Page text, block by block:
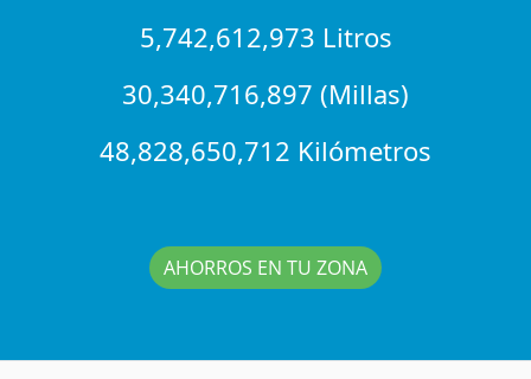
5,742,612,973 Litros
30,340,716,897 (Millas)
48,828,650,712 Kilómetros
AHORROS EN TU ZONA